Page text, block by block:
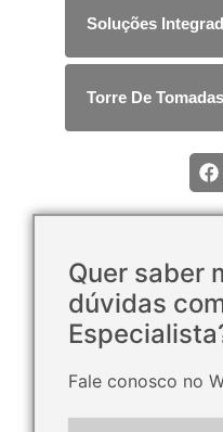
Soluções
Torre De Tomadas
Quer saber
dúvidas
Fale conosco no